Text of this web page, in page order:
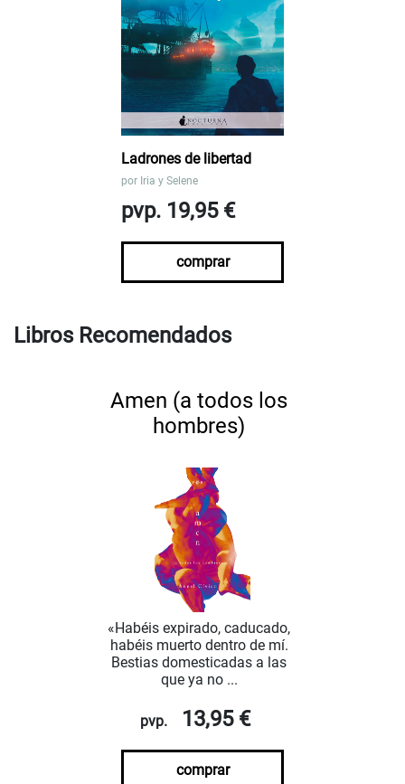
Ladrones de libertad
por Iria y Selene
pvp. 19,95 €
comprar
Libros Recomendados
Amen (a todos los
hombres)
«Habéis expirado, caducado,
habéis muerto dentro de mí.
Bestias domesticadas a las
que ya no ...
pvp. 13,95 €
comprar